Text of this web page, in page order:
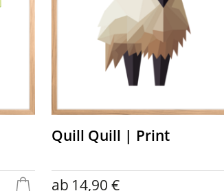
Quill Quill | Print
ab 14,90 €